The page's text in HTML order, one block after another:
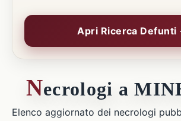
Apri Ricerca Defunti
Necrologi a
Elenco aggiornato dei necrologi